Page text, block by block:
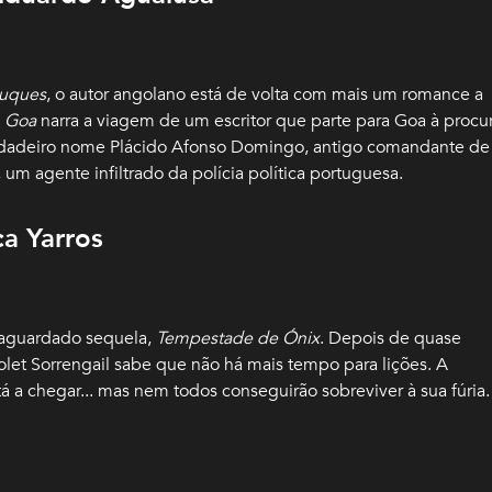
, o autor angolano está de volta com mais um romance a
narra a viagem de um escritor que parte para Goa à
nome Plácido Afonso Domingo, antigo comandante de
agente infiltrado da polícia política portuguesa.
Yarros
sequela, Tempestade de Ónix. Depois de quase
Sorrengail sabe que não há mais tempo para lições. A
chegar... mas nem todos conseguirão sobreviver à sua fúria.